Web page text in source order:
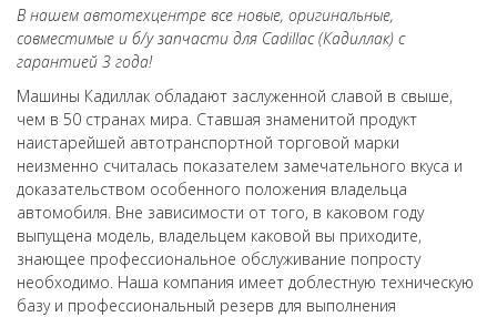
В нашем автотехцентре все новые, оригинальные,
совместимые и б/у запчасти для Cadillac (Кадиллак) с
гарантией 3 года!
Машины Кадиллак обладают заслуженной славой в свыше,
чем в 50 странах мира. Ставшая знаменитой продукт
наистарейшей автотранспортной торговой марки
неизменно считалась показателем замечательного вкуса и
доказательством особенного положения владельца
автомобиля. Вне зависимости от того, в каковом году
выпущена модель, владельцем каковой вы приходите,
знающее профессиональное обслуживание попросту
необходимо. Наша компания имеет доблестную техническую
базу и профессиональный резерв для выполнения